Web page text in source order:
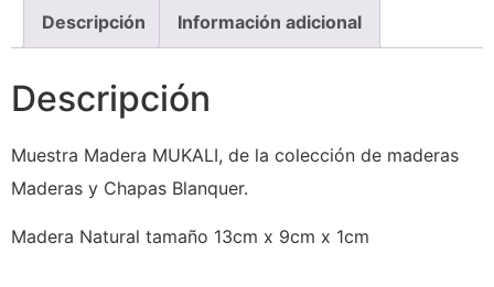
Descripción Información adicional
Descripción
Muestra Madera MUKALI, de la colección de maderas
Maderas y Chapas Blanquer.
Madera Natural tamaño 13cm x 9cm x 1cm